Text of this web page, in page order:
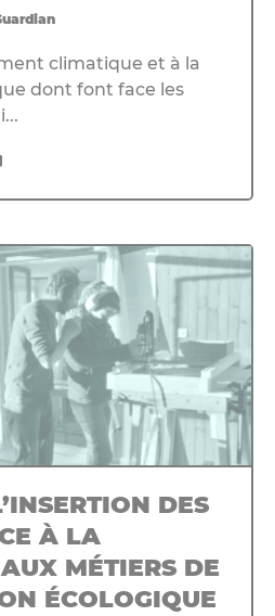
climatique et à la
dont font face les
DES
À LA
MÉTIERS DE
ÉCOLOGIQUE